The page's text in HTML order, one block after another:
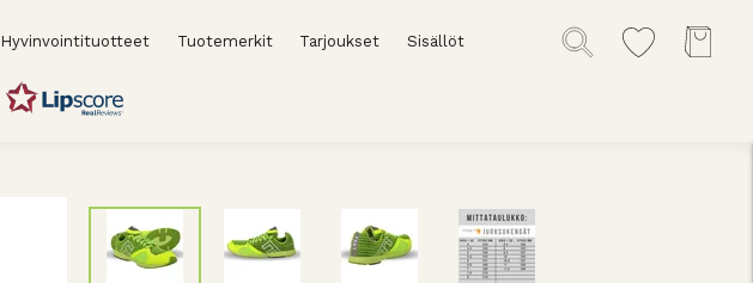
Hyvinvointituotteet Tuotemerkit Tarjoukset Sisällöt